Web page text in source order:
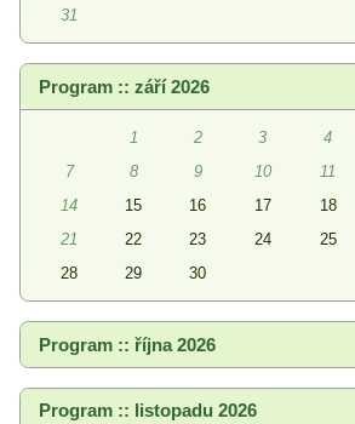
31
Program :: září 2026
1 2 3 4
7
8 9 10 11
14
15 16 17 18
21
22 23 24 25
28
29 30
Program :: října 2026
Program :: listopadu 2026